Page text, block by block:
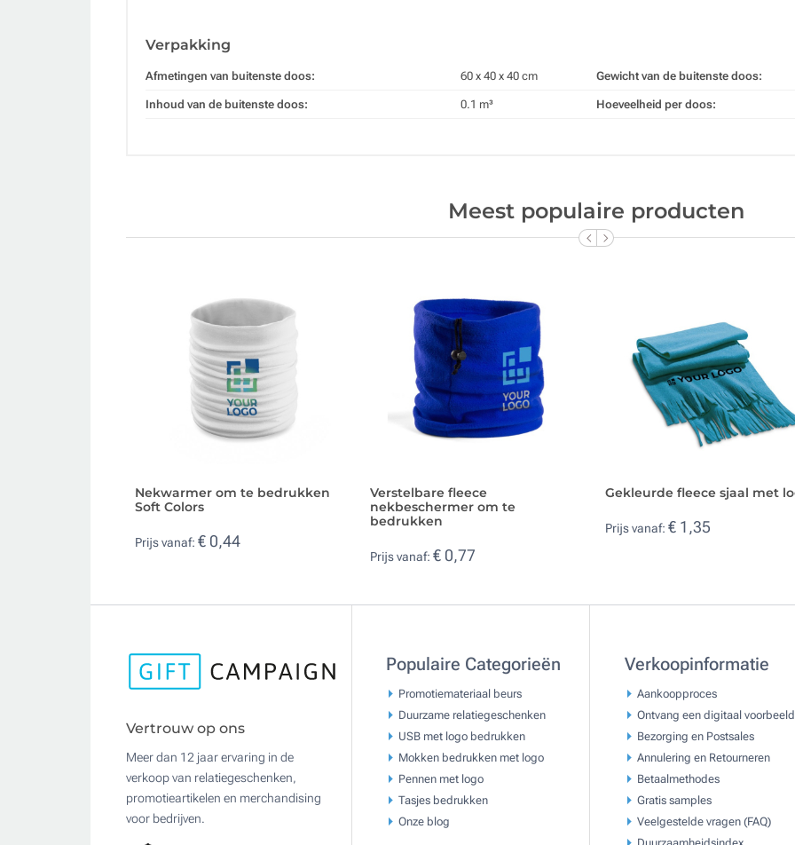
Verpakking
Afmetingen van buitenste doos: 60 x 40 x 40 cm
Inhoud van de buitenste doos: 0.1 m³
Gewicht van de buitenste doos:
Hoeveelheid per doos:
Meest populaire producten
Nekwarmer om te bedrukken
Soft Colors
Prijs vanaf: € 0,44
Verstelbare fleece
nekbeschermer om te
bedrukken
Prijs vanaf: € 0,77
Gekleurde fleece sjaal met
Prijs vanaf: € 1,35
Vertrouw op ons
Meer dan 12 jaar ervaring in de
verkoop van relatiegeschenken,
promotieartikelen en merchandising
voor bedrijven.
Populaire Categorieën
Promotiemateriaal beurs
Duurzame relatiegeschenken
USB met logo bedrukken
Mokken bedrukken met logo
Pennen met logo
Tasjes bedrukken
Onze blog
Verkoopinformatie
Aankoopproces
Ontvang een digitaal voorbeeld
Bezorging en Postsales
Annulering en Retourneren
Betaalmethodes
Gratis samples
Veelgestelde vragen (FAQ)
Duurzaamheidsindex